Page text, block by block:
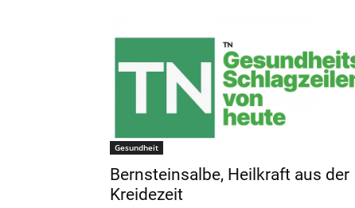
Gesundheit
Bernsteinsalbe, Heilkraft aus der
Kreidezeit